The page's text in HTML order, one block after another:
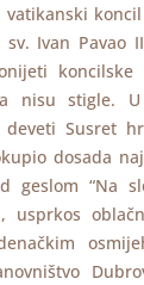
vatikanski
Ivan Pavao
nisu stigle.
Susret
dosada
geslom “Na
usprkos